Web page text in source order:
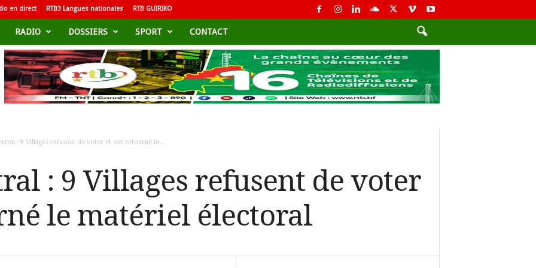
en direct RTB3 Langues nationales RTB GUIRIKO
RADIO DOSSIERS SPORT CONTACT
: 9 Villages refusent de voter et ont retourné le...
: 9 Villages refusent de voter
le matériel électoral